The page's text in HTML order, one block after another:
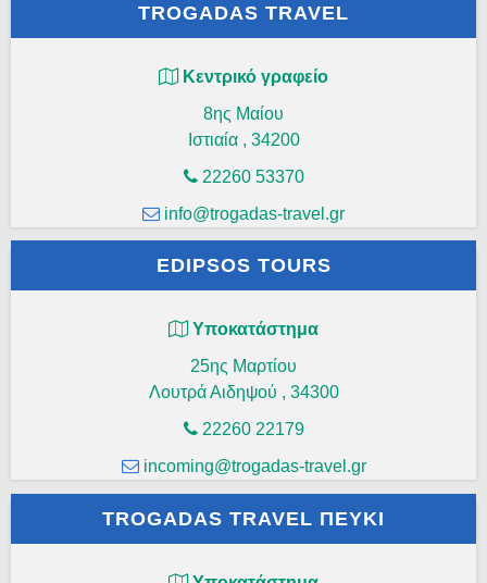
TROGADAS TRAVEL
Κεντρικό γραφείο
8ης Μαίου
Ιστιαία , 34200
22260 53370
info@trogadas-travel.gr
EDIPSOS TOURS
Υποκατάστημα
25ης Μαρτίου
Λουτρά Αιδηψού , 34300
22260 22179
incoming@trogadas-travel.gr
TROGADAS TRAVEL ΠΕΥΚΊ